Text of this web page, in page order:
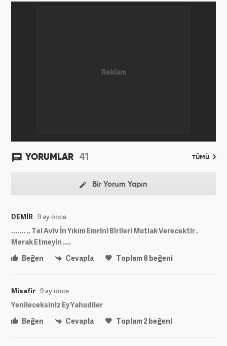
YORUMLAR 41 TÜMÜ
Bir Yorum Yapın
DEMİR 9 ay önce
....... .. Tel Aviv İn Yıkım Emrini Birileri Mutlak Verecektir .
Merak Etmeyin ....
Beğen
Cevapla Toplam8beğeni
Misafir 9 ay önce
Yenileceksiniz Ey Yahudiler
Beğen
Cevapla Toplam2beğeni